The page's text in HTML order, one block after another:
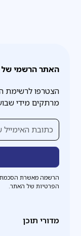
האתר הרשמי של
הצטרפו לרשימת
מרתקים מידי
הרשמה מאשרת
הפרטיות של האתר.
מדורי תוכן